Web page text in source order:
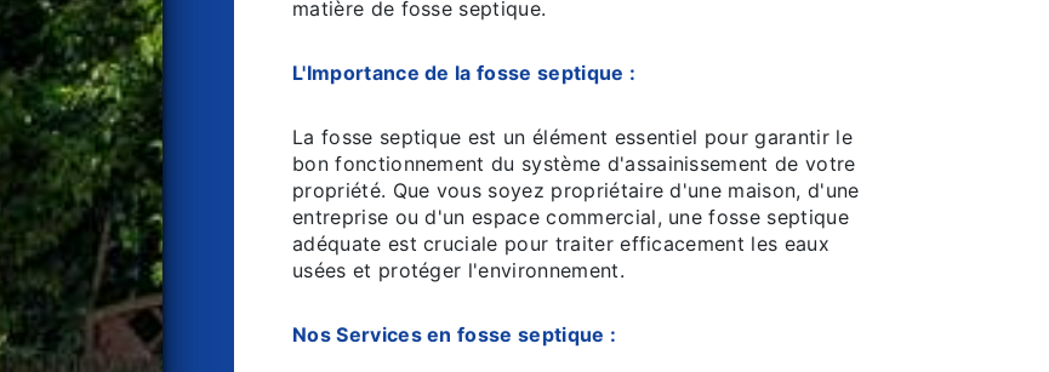
matière de fosse septique.
L'Importance de la fosse septique :
La fosse septique est un élément essentiel pour garantir le
bon fonctionnement du système d'assainissement de votre
propriété. Que vous soyez propriétaire d'une maison, d'une
entreprise ou d'un espace commercial, une fosse septique
adéquate est cruciale pour traiter efficacement les eaux
usées et protéger l'environnement.
Nos Services en fosse septique :